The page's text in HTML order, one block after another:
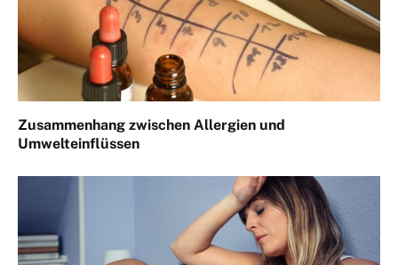
Zusammenhang zwischen Allergien und
Umwelteinflüssen